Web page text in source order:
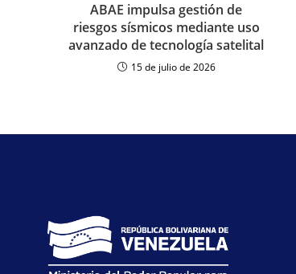
ABAE impulsa gestión de
riesgos sísmicos mediante uso
avanzado de tecnología satelital
15 de julio de 2026